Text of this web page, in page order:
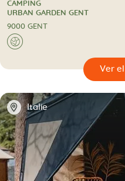
CAMPING
CAMPING
URBAN GARDEN GENT
9000 GENT
🌍
🔍
📍 Italie